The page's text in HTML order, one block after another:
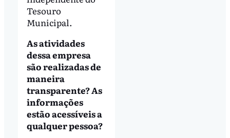
Tesouro
Municipal.
As atividades
dessa empresa
são realizadas de
maneira
transparente? As
informações
estão acessíveis a
qualquer pessoa?